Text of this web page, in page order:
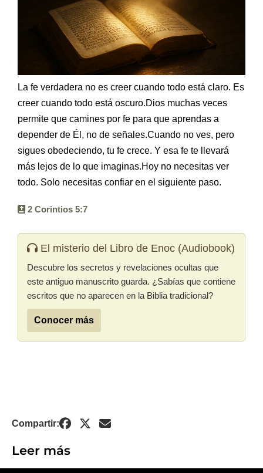
La fe verdadera no es creer cuando todo está claro. Es
creer cuando todo está oscuro.Dios muchas veces
permite que camines por fe para que aprendas a
depender de Él, no de señales.Cuando no ves, pero
sigues obedeciendo, tu fe crece. Y esa fe te llevará
más lejos de lo que imaginas.Hoy no necesitas ver
todo. Solo necesitas confiar en el siguiente paso.
2 Corintios 5:7
El misterio del Libro de Enoc (Audiobook)
Descubre los secretos y revelaciones ocultas que
este antiguo manuscrito guarda. ¿Sabías que contiene
escritos que no aparecen en la Biblia tradicional?
Conocer más
Compartir:
Leer más